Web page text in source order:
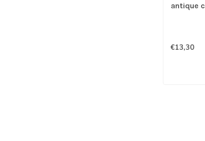
antique
€13,30